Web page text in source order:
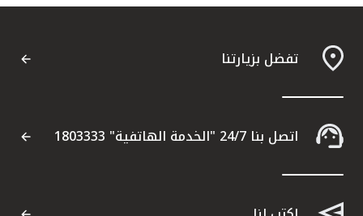
تركيا
مصر
تفضل بزيارتنا
اتصل بنا 24/7 "الخدمة الهاتفية" 1803333